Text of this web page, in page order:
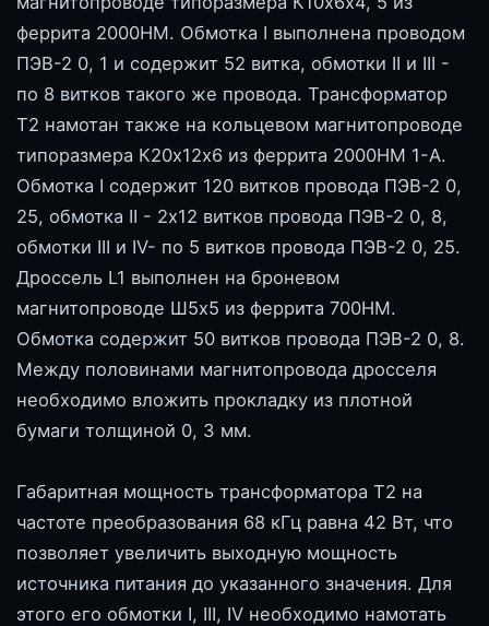
феррита 2000НМ. Обмотка I выполнена проводом
ПЭВ-2 0, 1 и содержит 52 витка, обмотки II и III -
по 8 витков такого же провода. Трансформатор
Т2 намотан также на кольцевом магнитопроводе
типоразмера К20х12х6 из феррита 2000НМ 1-А.
Обмотка I содержит 120 витков провода ПЭВ-2 0,
25, обмотка II - 2х12 витков провода ПЭВ-2 0, 8,
обмотки III и IV- по 5 витков провода ПЭВ-2 0, 25.
Дроссель L1 выполнен на броневом
магнитопроводе Ш5х5 из феррита 700НМ.
Обмотка содержит 50 витков провода ПЭВ-2 0, 8.
Между половинами магнитопровода дросселя
необходимо вложить прокладку из плотной
бумаги толщиной 0, 3 мм.
Габаритная мощность трансформатора Т2 на
частоте преобразования 68 кГц равна 42 Вт, что
позволяет увеличить выходную мощность
источника питания до указанного значения. Для
этого его обмотки I, III, IV необходимо намотать